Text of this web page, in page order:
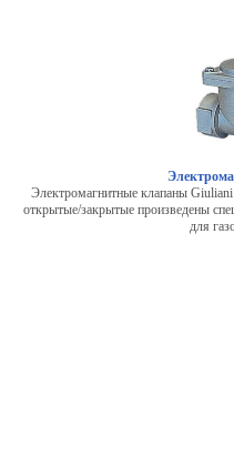
Электромагнитные клапаны
открытые/закрытые произведены
для